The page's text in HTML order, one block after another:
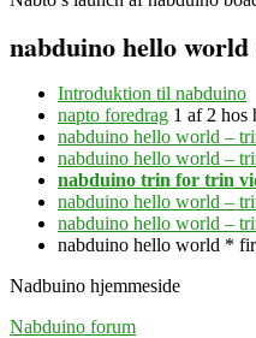
nabduino hello
Introduktion til nabduino
napto foredrag 1 af 2 hos
nabduino hello world –
nabduino hello world –
nabduino trin for trin
nabduino hello world –
nabduino hello world –
nabduino hello world *
Nadbuino hjemmeside
Nabduino forum